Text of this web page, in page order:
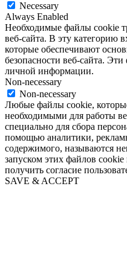
Necessary
Always Enabled
Необходимые файлы cookie
веб-сайта. В эту категорию
которые обеспечивают
безопасности веб-сайта.
личной информации.
Non-necessary
Non-necessary
Любые файлы cookie,
необходимыми для работы
специально для сбора
помощью аналитики,
содержимого, называются
запуском этих файлов
получить согласие
SAVE & ACCEPT